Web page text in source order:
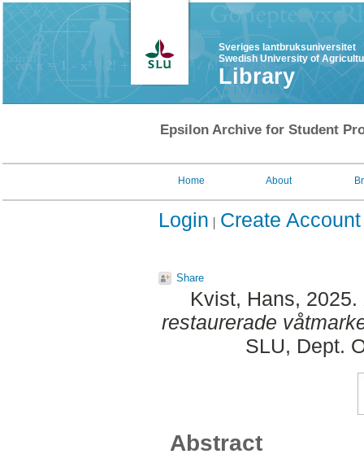
Sveriges lantbruksuniversitet
Swedish University of
Library
Epsilon Archive for Student
Home About
Login Create Account
Share
Kvist, Hans, 2025.
restaurerade
SLU, Dept.
Abstract